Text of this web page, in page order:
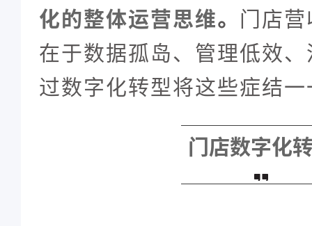
化的整体运营思维。 门店
在于数据孤岛、管理低效
过数字化转型将这些症结
门店数字化